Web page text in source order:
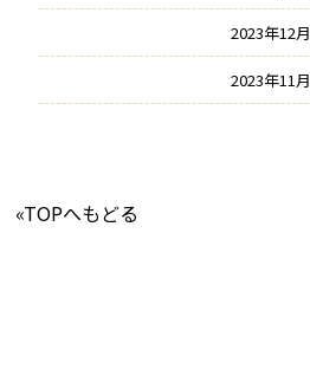
2023年12月
2023年11月
«TOPへもどる